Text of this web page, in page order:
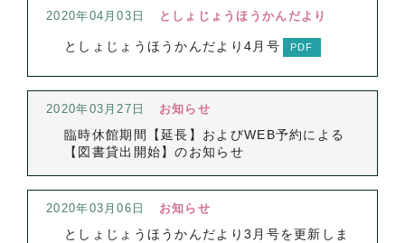
2020年04月03日 としょじょうほうかんだより
としょじょうほうかんだより4月号
2020年03月27日 お知らせ
臨時休館期間【延長】およびWEB予約による
【図書貸出開始】のお知らせ
2020年03月06日 お知らせ
としょじょうほうかんだより3月号を更新しま